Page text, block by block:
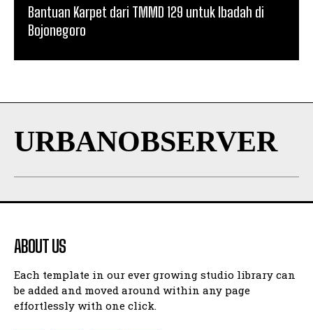
Bantuan Karpet dari TMMD 129 untuk Ibadah di
Bojonegoro
URBANOBSERVER
ABOUT US
Each template in our ever growing studio library can
be added and moved around within any page
effortlessly with one click.